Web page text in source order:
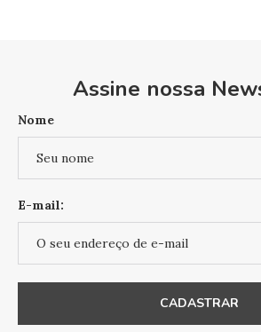
Assine nossa
Nome
E-mail: